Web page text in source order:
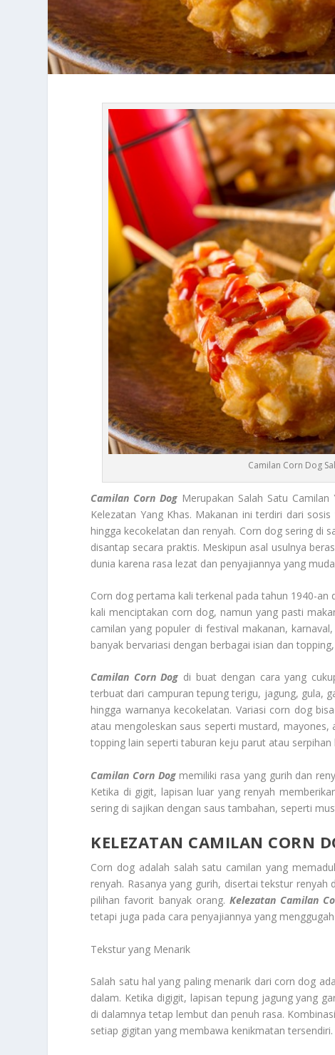
Camilan Corn Dog
Camilan Corn Dog Merupakan Salah Satu
Kelezatan Yang Khas. Makanan ini terdiri dari
hingga kecokelatan dan renyah. Corn dog sering di
disantap secara praktis. Meskipun asal usulnya
dunia karena rasa lezat dan penyajiannya yang
Corn dog pertama kali terkenal pada tahun 1940-
kali menciptakan corn dog, namun yang pasti
camilan yang populer di festival makanan,
banyak bervariasi dengan berbagai isian dan
Camilan Corn Dog di buat dengan cara yang
terbuat dari campuran tepung terigu, jagung, gula,
hingga warnanya kecokelatan. Variasi corn dog
atau mengoleskan saus seperti mustard,
topping lain seperti taburan keju parut atau serpihan
Camilan Corn Dogmemiliki rasa yang gurih dan
Ketika di gigit, lapisan luar yang renyah
sering di sajikan dengan saus tambahan, seperti
KELEZATAN CAMILAN CORN
Corn dog adalah salah satu camilan yang
renyah. Rasanya yang gurih, disertai tekstur
pilihan favorit banyak orang.Kelezatan Camilan
tetapi juga pada cara penyajiannya yang
Tekstur yang Menarik
Salah satu hal yang paling menarik dari corn dog
dalam. Ketika digigit, lapisan tepung jagung yang
di dalamnya tetap lembut dan penuh rasa.
setiap gigitan yang membawa kenikmatan tersendiri.